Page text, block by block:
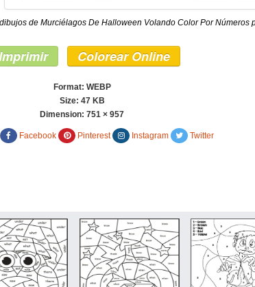
de Murciélagos De Halloween Volando Color Por Números
Colorear Online
Format: WEBP
Size: 47 KB
Dimension: 751 × 957
Facebook Pinterest Instagram Twitter